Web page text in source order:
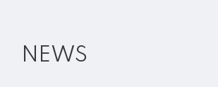
NEWS